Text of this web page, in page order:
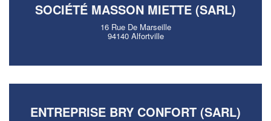
SOCIÉTÉ MASSON MIETTE (SARL)
16 Rue De Marseille
94140 Alfortville
ENTREPRISE BRY CONFORT (SARL)